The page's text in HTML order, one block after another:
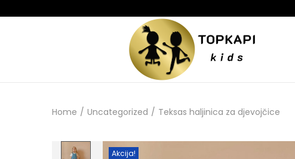
Home / Uncategorized / Teksas haljinica za djevojčice
Akcija!